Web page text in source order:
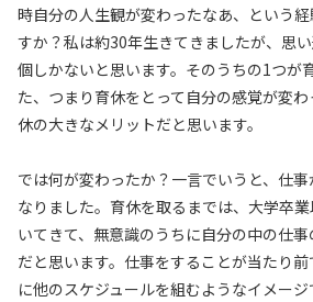
時自分の人生観が変わったなあ、という
すか？私は約30年生きてきましたが、思
個しかないと思います。そのうちの1つが
た、つまり育休をとって自分の感覚が変
休の大きなメリットだと思います。
では何が変わったか？一言でいうと、仕
なりました。育休を取るまでは、大学卒
いてきて、無意識のうちに自分の中の仕
だと思います。仕事をすることが当たり
に他のスケジュールを組むようなイメー